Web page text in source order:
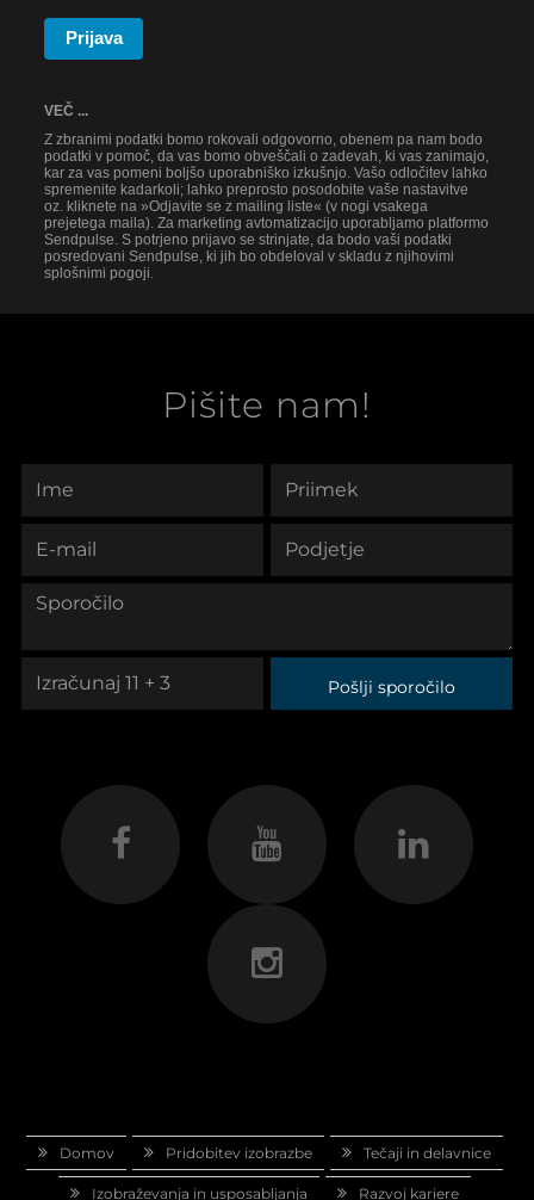
Prijava
VEČ ...
Z zbranimi podatki bomo rokovali odgovorno, obenem pa nam bodo
podatki v pomoč, da vas bomo obveščali o zadevah, ki vas zanimajo,
kar za vas pomeni boljšo uporabniško izkušnjo. Vašo odločitev lahko
spremenite kadarkoli; lahko preprosto posodobite vaše nastavitve
oz. kliknete na »Odjavite se z mailing liste« (v nogi vsakega
prejetega maila). Za marketing avtomatizacijo uporabljamo platformo
Sendpulse. S potrjeno prijavo se strinjate, da bodo vaši podatki
posredovani Sendpulse, ki jih bo obdeloval v skladu z njihovimi
splošnimi pogoji.
Pišite nam!
Pošlji sporočilo
Domov Pridobitev izobrazbe Tečaji in delavnice
Izobraževanja in usposabljanja Razvoj kariere